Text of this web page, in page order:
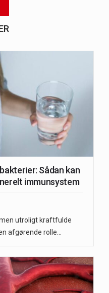
Sådan kan
immunsystem
utroligt kraftfulde
afgørende rolle…